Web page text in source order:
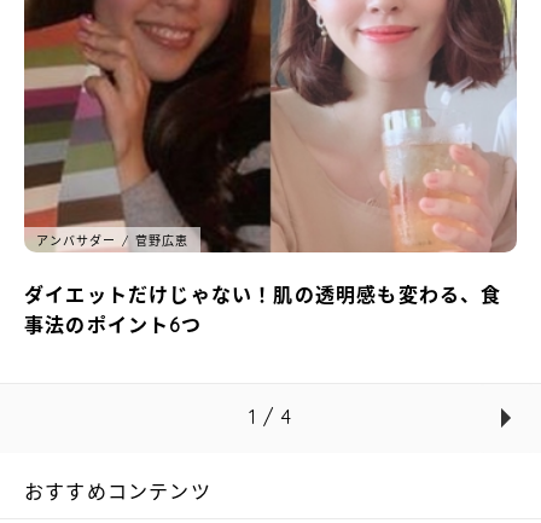
アンバサダー 菅野広恵
ダイエットだけじゃない！肌の透明感も変わる、食
事法のポイント6つ
1 / 4
おすすめコンテンツ